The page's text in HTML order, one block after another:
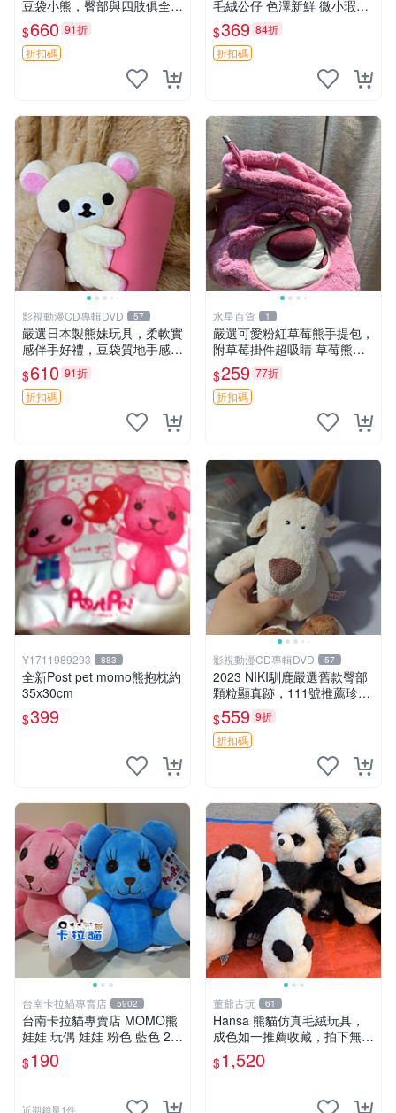
豆袋小熊，臀部與四肢俱全，
坐高11公分，附原盒與吊牌
收藏。藍鼻子小熊，值得擁有
玩具 憶熊
$660 91折
折扣碼
毛絨公仔 色澤新鮮 微小瑕疵
可收藏 中古 安撫熊 條紋公仔
$369 84折
折扣碼
影視動漫CD專輯DVD 57
嚴選日本製熊妹玩具，柔軟實
感伴手好禮，豆袋質地手感
佳，抱枕小熊 recom 推薦 白
色豆袋 玩具
$610 91折
折扣碼
水星百貨 1
嚴選可愛粉紅草莓熊手提包，
附草莓掛件超吸睛 草莓熊手
提包 草莓掛件 可愛portunes
e
$259 77折
折扣碼
Y1711989293 883
全新Post pet momo熊抱枕約
35x30cm
$399
影視動漫CD專輯DVD 57
2023 NIKI馴鹿嚴選舊款臀部
顆粒顯真跡，111號推薦珍藏
品 馴鹿 舊款 尾巴顆粒
$559 9折
折扣碼
台南卡拉貓專賣店 5902
台南卡拉貓專賣店 MOMO熊
娃娃 玩偶 娃娃 粉色 藍色 2色
分售
$190
近期銷量1件
董爺古玩 61
Hansa 熊貓仿真毛絨玩具，
成色如一推薦收藏，拍下無疑
心 熊貓 毛絨玩具 收藏
$1,520